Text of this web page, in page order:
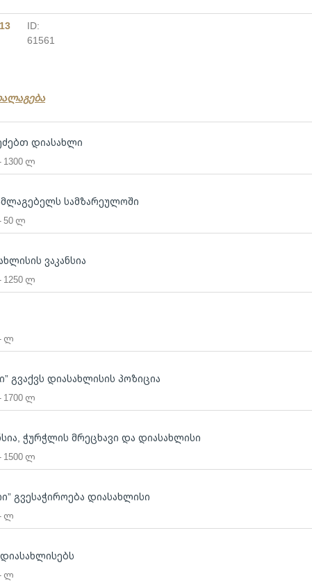
ID:
61561
დიასახლი
1300 ლ
სამზარეულოში
50 ლ
ვაკანსია
1250 ლ
ლ
გვაქვს დიასახლისის პოზიცია
1700 ლ
ჭურჭლის მრეცხავი და დიასახლისი
1500 ლ
გვესაჭიროება დიასახლისი
ლ
ლ